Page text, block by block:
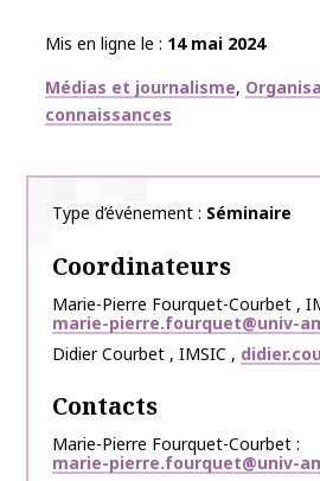
Mis en ligne le
14 mai 2024
Thématiques
Médias et journalisme
connaissances
Type d’événement Séminaire
Coordinateurs
Marie-Pierre Fourquet-Courbet ,
marie-pierre.fourquet@univ-
DidierCourbet , IMSIC ,
Contacts
Marie-Pierre Fourquet-Courbet
marie-pierre.fourquet@univ-